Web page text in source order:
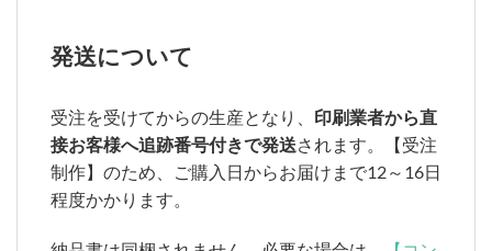
発送について
受注を受けてからの生産となり、 印刷業者から直
接お客様へ追跡番号付きで発送されます。【受注
制作】のため、ご購入日からお届けまで12～16日
程度かかります。